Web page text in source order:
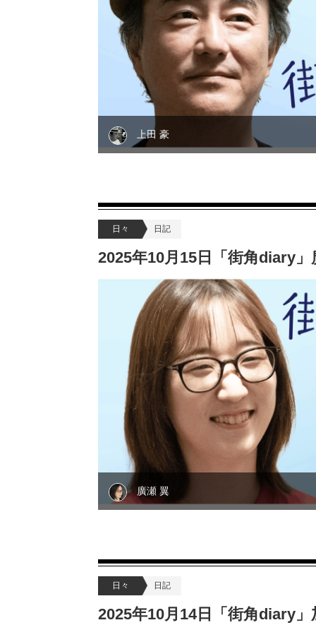
上田 豪
日々 日記
2025年10月15日「街角diary
廣瀬 翼
日々 日記
2025年10月14日「街角diary